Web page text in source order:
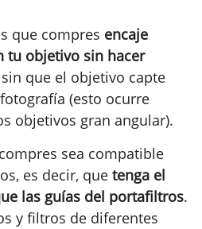
que compres encaje
tu objetivo sin hacer
que el objetivo capte
(esto ocurre
objetivos gran angular).
sea compatible
es decir, que tenga el
las guías del portafiltros.
y filtros de diferentes